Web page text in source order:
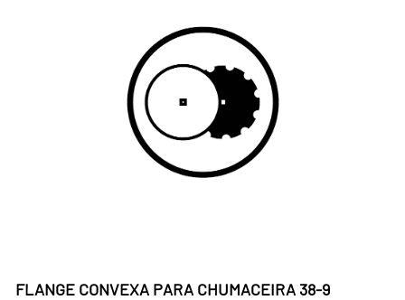
FLANGE CONVEXA PARA CHUMACEIRA 38-9